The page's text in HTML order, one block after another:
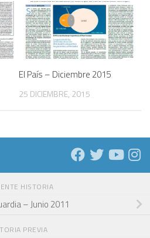
El País – Diciembre 2015
25 DICIEMBRE, 2015
HISTORIA
– Junio 2011
PREVIA